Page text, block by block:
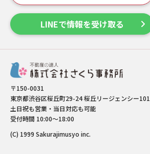
LINEで情報を受け取る
〒150-0031
東京都渋谷区桜丘町29-24 桜丘リージェンシー101
土日祝も営業・当日対応も可能
受付時間 10:00～18:00
(C) 1999 Sakurajimusyo inc.